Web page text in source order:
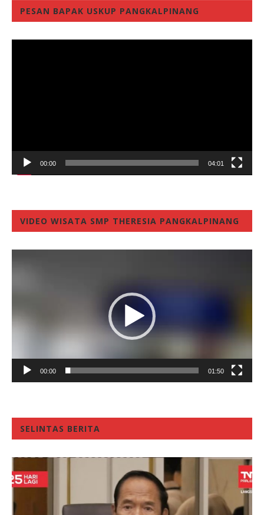
PESAN BAPAK USKUP PANGKALPINANG
00:00 04:01
VIDEO WISATA SMP THERESIA PANGKALPINANG
00:00 01:50
SELINTAS BERITA